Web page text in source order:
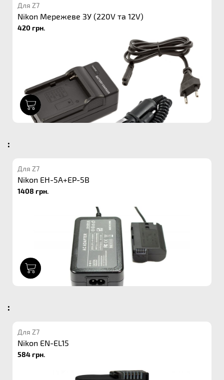
Для Z7
Nikon Мережеве ЗУ (220V та 12V)
420 грн.
:
Для Z7
Nikon EH-5A+EP-5B
1408 грн.
:
Для Z7
Nikon EN-EL15
584 грн.